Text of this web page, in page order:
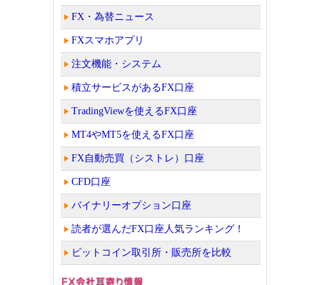
FX・為替ニュース
FXスマホアプリ
注文機能・システム
積立サービスがあるFX口座
TradingViewを使えるFX口座
MT4やMT5を使えるFX口座
FX自動売買（シストレ）口座
CFD口座
バイナリーオプション口座
読者が選んだFX口座人気ランキング！
ビットコイン取引所・販売所を比較